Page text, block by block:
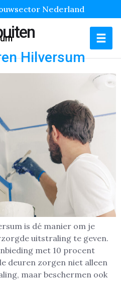
Nederland
Hilversum
is dé manier om je
uitstraling te geven.
met 10 procent
deuren zorgen niet alleen
maar beschermen ook